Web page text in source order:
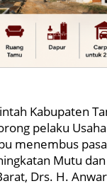
Kabupaten
pelaku
menembus
Mutu
Drs. H.